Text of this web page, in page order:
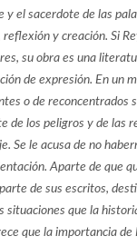
y el sacerdote de las
reflexión y creación. Si
su obra es una
de expresión. En un
o de reconcentrados
de los peligros y de las
Se le acusa de no
Aparte de que
de sus escritos,
situaciones que la
que la importancia de